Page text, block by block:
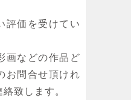
評価を受けてい
画などの作品ど
お問合せ頂けれ
致します。